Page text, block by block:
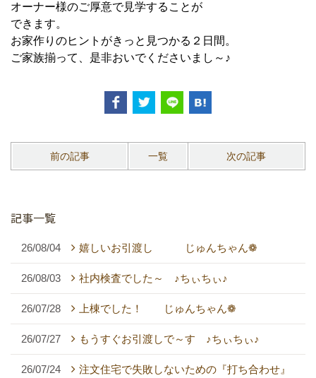
オーナー様のご厚意で見学することが
できます。
お家作りのヒントがきっと見つかる２日間。
ご家族揃って、是非おいでくださいまし～♪
前の記事 一覧 次の記事
記事一覧
26/08/04 嬉しいお引渡し じゅんちゃん❁
26/08/03 社内検査でした～ ♪ちぃちぃ♪
26/07/28 上棟でした！ じゅんちゃん❁
26/07/27 もうすぐお引渡しで～す ♪ちぃちぃ♪
26/07/24
注文住宅で失敗しないための『打ち合わせ』